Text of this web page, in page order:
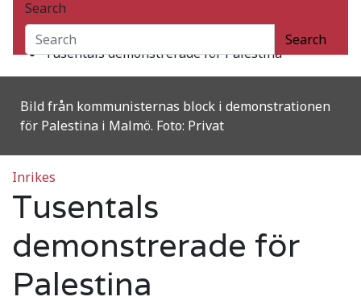
Search
Search
2025
mars
Tusentals demonstrerade för Palestina
Bild från kommunisternas block i demonstrationen
för Palestina i Malmö. Foto: Privat
Inrikes
Tusentals
demonstrerade för
Palestina